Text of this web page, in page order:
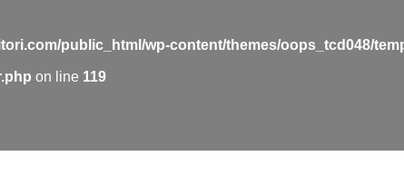
public_html/wp-content/themes/oops_tcd048/
on line 119